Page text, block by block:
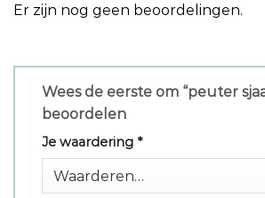
Er zijn nog geen beoordelingen.
Wees de eerste om “peuter
beoordelen
Je waardering *